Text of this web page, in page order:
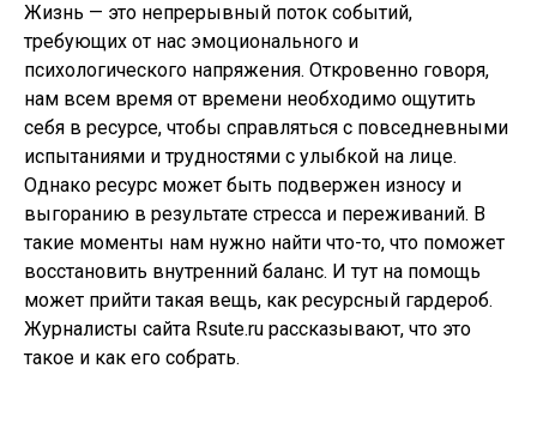
Жизнь — это непрерывный поток событий,
требующих от нас эмоционального и
психологического напряжения. Откровенно говоря,
нам всем время от времени необходимо ощутить
себя в ресурсе, чтобы справляться с повседневными
испытаниями и трудностями с улыбкой на лице.
Однако ресурс может быть подвержен износу и
выгоранию в результате стресса и переживаний. В
такие моменты нам нужно найти что-то, что поможет
восстановить внутренний баланс. И тут на помощь
может прийти такая вещь, как ресурсный гардероб.
Журналисты сайта Rsute.ru рассказывают, что это
такое и как его собрать.